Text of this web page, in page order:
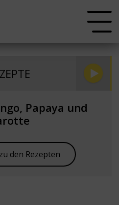
Papaya und
den Rezepten